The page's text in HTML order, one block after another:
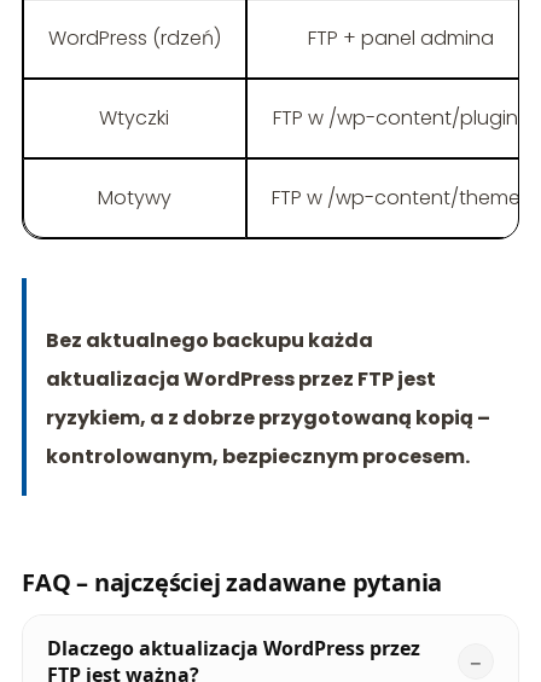
WordPress (rdzeń) FTP + panel admina
Wtyczki FTP w /wp-content/plugins
Motywy FTP w /wp-content/themes
Bez aktualnego backupu każda
aktualizacja WordPress przez FTP jest
ryzykiem, a z dobrze przygotowaną kopią –
kontrolowanym, bezpiecznym procesem.
FAQ – najczęściej zadawane pytania
Dlaczego aktualizacja WordPress przez
FTP jest ważna?